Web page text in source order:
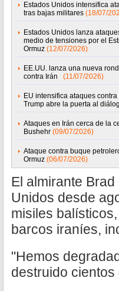
Estados Unidos intensifica
tras bajas militares (18/07/
Estados Unidos lanza
medio de tensiones por el
Ormuz (12/07/2026)
EE.UU. lanza una nueva
contra Irán
(11/07/2026)
EU intensifica ataques
Trump abre la puerta al
Ataques en Irán cerca de la
Bushehr (09/07/2026)
Ataque contra buque
Ormuz (06/07/2026)
El almirante
Unidos desde
misiles
barcos iraníes,
"Hemos
destruido